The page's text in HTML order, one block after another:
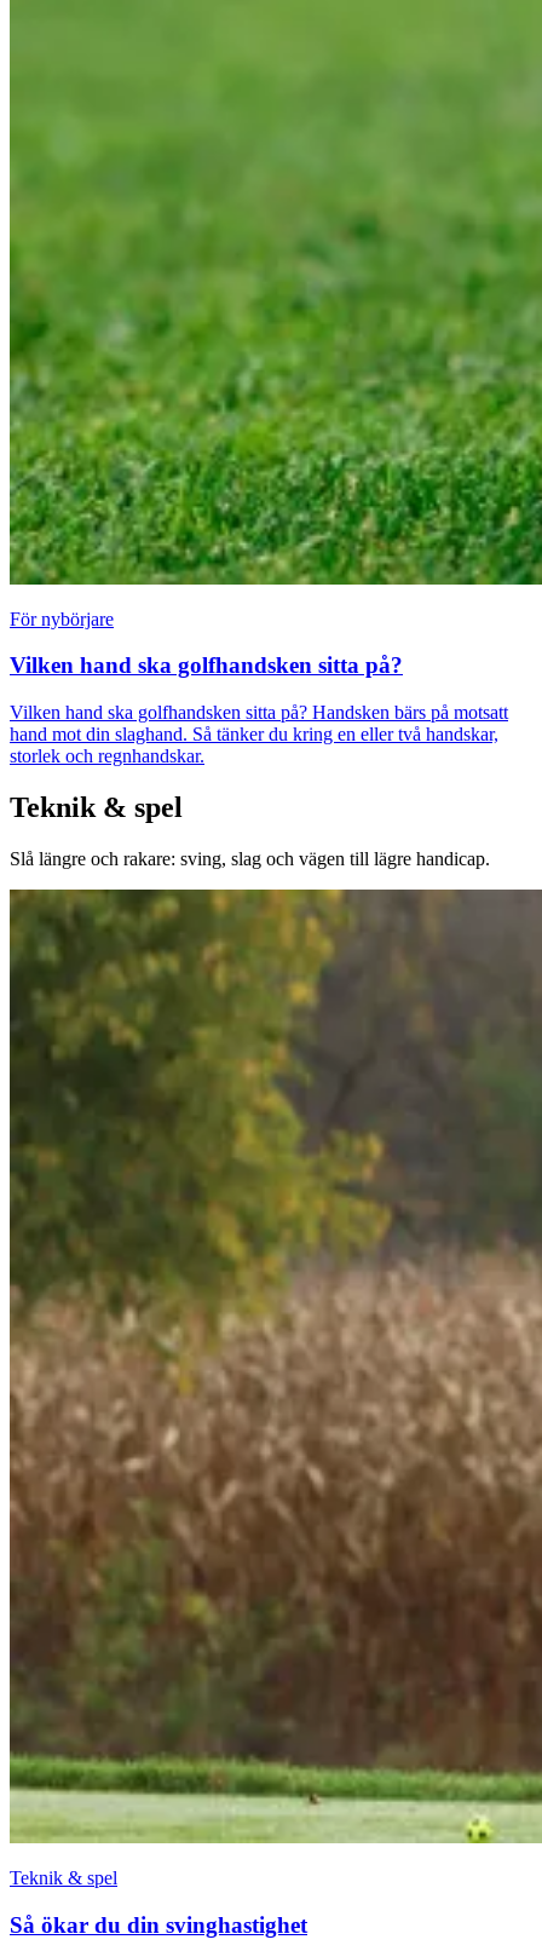
För nybörjare
Vilken hand ska golfhandsken sitta på?
Vilken hand ska golfhandsken sitta på? Handsken bärs på motsatt
hand mot din slaghand. Så tänker du kring en eller två handskar,
storlek och regnhandskar.
Teknik & spel
Slå längre och rakare: sving, slag och vägen till lägre handicap.
Teknik & spel
Så ökar du din svinghastighet